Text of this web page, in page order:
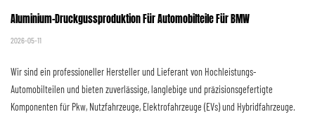
Aluminium-Druckgussproduktion Für Automobilteile Für BMW
2026-05-11
Wir sind ein professioneller Hersteller und Lieferant von Hochleistungs-
Automobilteilen und bieten zuverlässige, langlebige und präzisionsgefertigte
Komponenten für Pkw, Nutzfahrzeuge, Elektrofahrzeuge (EVs) und Hybridfahrzeuge.